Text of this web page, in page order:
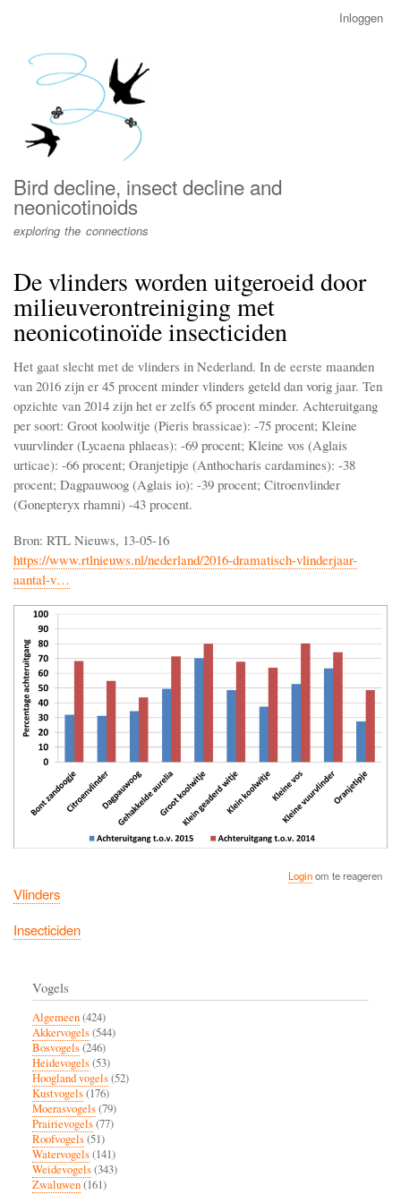
menu
Inloggen
Bird decline, insect decline and
neonicotinoids
exploring the connections
De vlinders worden uitgeroeid door
milieuverontreiniging met
neonicotinoïde insecticiden
Het gaat slecht met de vlinders in Nederland. In de eerste maanden
van 2016 zijn er 45 procent minder vlinders geteld dan vorig jaar. Ten
opzichte van 2014 zijn het er zelfs 65 procent minder. Achteruitgang
per soort: Groot koolwitje (Pieris brassicae): -75 procent; Kleine
vuurvlinder (Lycaena phlaeas): -69 procent; Kleine vos (Aglais
urticae): -66 procent; Oranjetipje (Anthocharis cardamines): -38
procent; Dagpauwoog (Aglais io): -39 procent; Citroenvlinder
(Gonepteryx rhamni) -43 procent.
Bron: RTL Nieuws, 13-05-16
https://www.rtlnieuws.nl/nederland/2016-dramatisch-vlinderjaar-
aantal-v…
Loginom te reageren
Vlinders
Insecticiden
Vogels
Algemeen(424)
Akkervogels(544)
Bosvogels(246)
Heidevogels(53)
Hoogland vogels(52)
Kustvogels(176)
Moerasvogels(79)
Prairievogels(77)
Roofvogels(51)
Watervogels(141)
Weidevogels(343)
Zwaluwen(161)